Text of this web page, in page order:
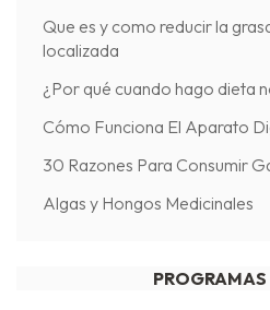
Que es y como reducir la
localizada
¿Por qué cuando hago dieta
Cómo Funciona El Aparato
30 Razones Para Consumir
Algas y Hongos Medicinales
PROGRAMAS